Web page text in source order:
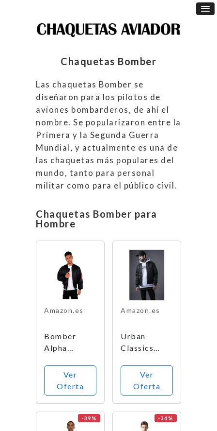
Chaquetas Bomber
Las chaquetas Bomber se
diseñaron para los pilotos de
aviones bombarderos, de ahí el
nombre. Se popularizaron entre la
Primera y la Segunda Guerra
Mundial, y actualmente es una de
las chaquetas más populares del
mundo, tanto para personal
militar como para el público civil.
Chaquetas Bomber para
Hombre
Amazon.es
Bomber
Alpha
MA-1Ver
Oferta
Amazon.es
Urban
Classics
Bomber
Jacket
Negra
Ver
Oferta
-39% -34%